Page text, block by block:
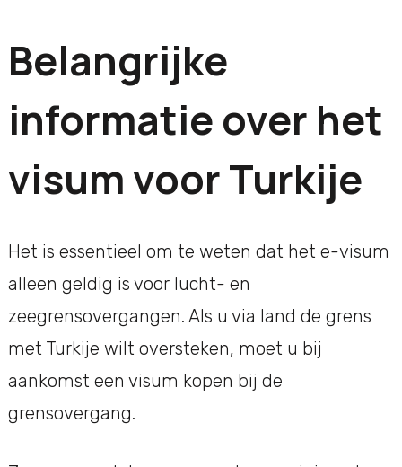
Belangrijke
informatie over het
visum voor Turkije
Het is essentieel om te weten dat het e-visum
alleen geldig is voor lucht- en
zeegrensovergangen. Als u via land de grens
met Turkije wilt oversteken, moet u bij
aankomst een visum kopen bij de
grensovergang.